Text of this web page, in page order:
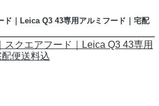
ド｜Leica Q3 43専用アルミフード｜宅配
スクエアフード｜Leica Q3 43専用
便送料込